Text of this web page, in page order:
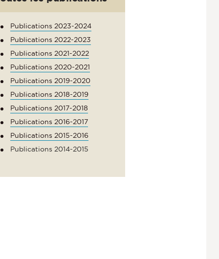
Publications 2023-2024
Publications 2022-2023
Publications 2021-2022
Publications 2020-2021
Publications 2019-2020
Publications 2018-2019
Publications 2017-2018
Publications 2016-2017
Publications 2015-2016
Publications 2014-2015